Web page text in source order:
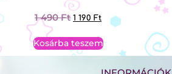
1 490Ft 1 190 Ft
Kosárba teszem